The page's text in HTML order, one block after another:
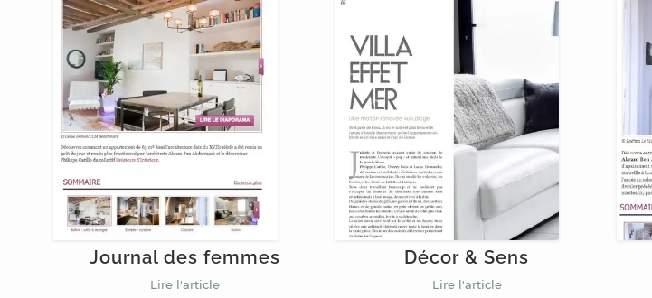
Journal des femmes
Lire l'article
Décor & Sens
Lire l'article